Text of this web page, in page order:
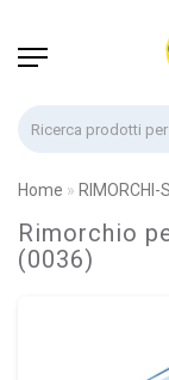
Home RIMORCHI-
Rimorchio
(0036)